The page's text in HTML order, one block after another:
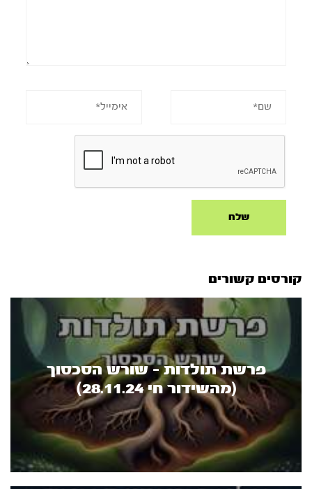
קורסים קשורים
פרשת תולדות - שורש הסכסוך
(מהשידור חי 28.11.24)